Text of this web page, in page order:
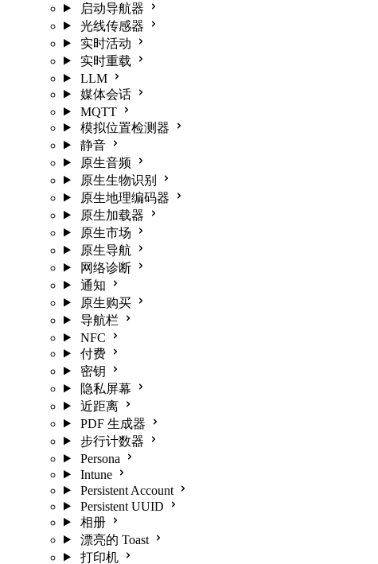
启动导航器
光线传感器
实时活动
实时重载
LLM
媒体会话
MQTT
模拟位置检测器
静音
原生音频
原生生物识别
原生地理编码器
原生加载器
原生市场
原生导航
网络诊断
通知
原生购买
导航栏
NFC
付费
密钥
隐私屏幕
近距离
PDF 生成器
步行计数器
Persona
Intune
Persistent Account
Persistent UUID
相册
漂亮的 Toast
打印机